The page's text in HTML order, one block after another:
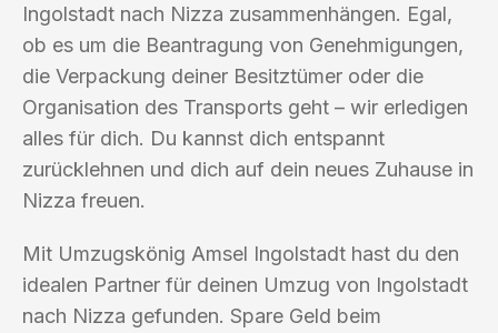
Ingolstadt nach Nizza zusammenhängen. Egal,
ob es um die Beantragung von Genehmigungen,
die Verpackung deiner Besitztümer oder die
Organisation des Transports geht – wir erledigen
alles für dich. Du kannst dich entspannt
zurücklehnen und dich auf dein neues Zuhause in
Nizza freuen.
Mit Umzugskönig Amsel Ingolstadt hast du den
idealen Partner für deinen Umzug von Ingolstadt
nach Nizza gefunden. Spare Geld beim